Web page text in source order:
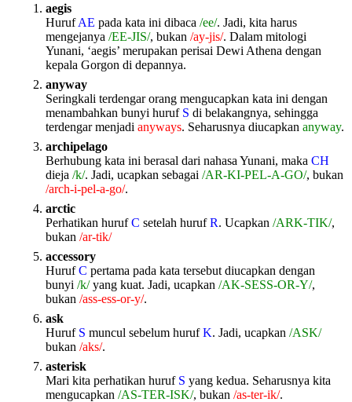
aegis
HurufAE pada kata ini dibaca /ee/. Jadi, kita harus
mengejanya /EE-JIS/, bukan /ay-jis/. Dalam mitologi
Yunani, ‘aegis’ merupakan perisai Dewi Athena dengan
kepala Gorgon di depannya.
anyway
Seringkali terdengar orang mengucapkan kata ini dengan
menambahkan bunyi huruf S di belakangnya, sehingga
terdengar menjadi anyways. Seharusnya diucapkan anyway.
archipelago
Berhubung kata ini berasal dari nahasa Yunani, maka CH
dieja /k/. Jadi, ucapkan sebagai /AR-KI-PEL-A-GO/, bukan
/arch-i-pel-a-go/.
arctic
Perhatikan hurufC setelah hurufR. Ucapkan /ARK-TIK/,
bukan /ar-tik/
accessory
HurufC pertama pada kata tersebut diucapkan dengan
bunyi /k/yang kuat. Jadi, ucapkan /AK-SESS-OR-Y/,
bukan /ass-ess-or-y/.
ask
Huruf S muncul sebelum hurufK. Jadi, ucapkan /ASK/
bukan /aks/.
asterisk
Mari kita perhatikan huruf S yang kedua. Seharusnya kita
mengucapkan /AS-TER-ISK/, bukan /as-ter-ik/.